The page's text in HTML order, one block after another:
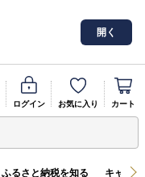
開く
ログイン お気に入り カート
ふるさと納税を知る キャン